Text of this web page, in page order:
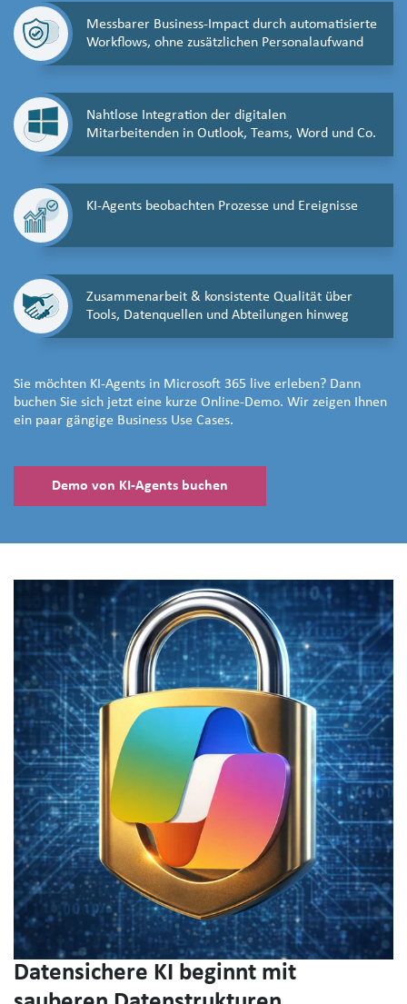
Messbarer Business-Impact durch automatisierte
Workflows, ohne zusätzlichen Personalaufwand
Nahtlose Integration der digitalen
Mitarbeitenden in Outlook, Teams, Word und Co.
KI-Agents beobachten Prozesse und Ereignisse
Zusammenarbeit & konsistente Qualität über
Tools, Datenquellen und Abteilungen hinweg
Sie möchten KI-Agents in Microsoft 365 live erleben? Dann
buchen Sie sich jetzt eine kurze Online-Demo. Wir zeigen Ihnen
ein paar gängige Business Use Cases.
Demo von KI-Agents buchen
Datensichere KI beginnt mit